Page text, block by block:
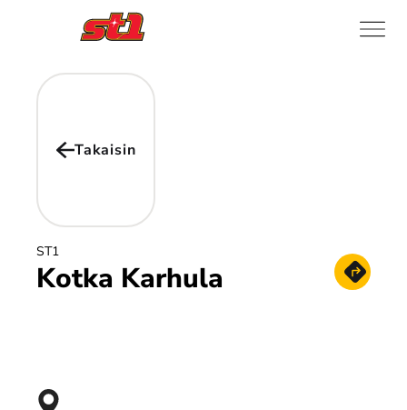
Takaisin
ST1
Kotka Karhula Hae